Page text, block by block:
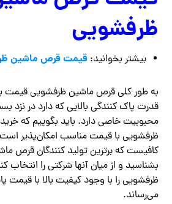
ظرفشویی
بیشتر بخوانید: قیمت قرص ماشین
به طور کلی قرص ماشین ظرفشویی قیمت
قدرت پاک کنندگی بالایی که دارد در نزد
محبوبیت خاصی دارد. باید بگوییم که
ظرفشویی با قیمت مناسب امکان‌پذیر است.
کافیست که برترین تولید کنندگان قرص
بشناسید و از میان آنها شرکتی را
ظرفشویی را با وجود کیفیت بالا با قیمت
می‌رساند.